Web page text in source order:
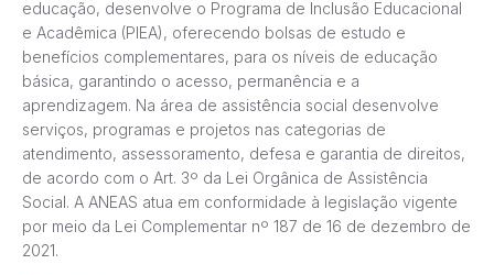
educação, desenvolve o Programa de Inclusão Educacional
e Acadêmica (PIEA), oferecendo bolsas de estudo e
benefícios complementares, para os níveis de educação
básica, garantindo o acesso, permanência e a
aprendizagem. Na área de assistência social desenvolve
serviços, programas e projetos nas categorias de
atendimento, assessoramento, defesa e garantia de direitos,
de acordo com o Art. 3º da Lei Orgânica de Assistência
Social. A ANEAS atua em conformidade à legislação vigente
por meio da Lei Complementar nº 187 de 16 de dezembro de
2021.